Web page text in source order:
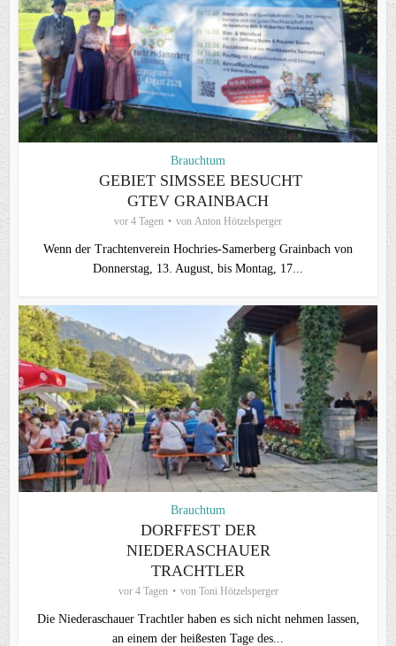
Brauchtum
GEBIET SIMSSEE BESUCHT
GTEV GRAINBACH
vor 4 Tagen von Anton Hötzelsperger
Wenn der Trachtenverein Hochries-Samerberg Grainbach von
Donnerstag, 13. August, bis Montag, 17...
Brauchtum
DORFFEST DER
NIEDERASCHAUER
TRACHTLER
vor 4 Tagen von Toni Hötzelsperger
Die Niederaschauer Trachtler haben es sich nicht nehmen lassen,
an einem der heißesten Tage des...